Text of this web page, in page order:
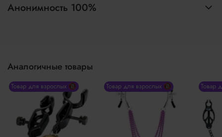
Анонимность 100%
Аналогичные товары
Товар для взрослых 🔞 Товар для взрослых 🔞 Товар